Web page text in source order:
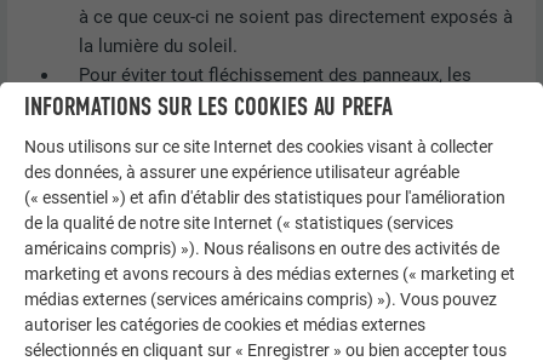
à ce que ceux-ci ne soient pas directement exposés à
la lumière du soleil.
Pour éviter tout fléchissement des panneaux, les
palettes doivent reposer parfaitement à plat. Elles
points sur toute leur longueur (p. ex. par des lattes de
bois).
N’empilez pas plus de quatre palettes complètes les
unes sur les autres.
Ne jamais empiler non plus de palettes de tailles
différentes les unes sur les autres.
Ne posez pas d’objets lourds sur les palettes.
INFORMATIONS SUR LES COOKIES AU PREFA
Nous utilisons sur ce site Internet des cookies visant à collecter
des données, à assurer une expérience utilisateur agréable
(« essentiel ») et afin d'établir des statistiques pour l'amélioration
de la qualité de notre site Internet (« statistiques (services
américains compris) »). Nous réalisons en outre des activités de
marketing et avons recours à des médias externes (« marketing et
médias externes (services américains compris) »). Vous pouvez
autoriser les catégories de cookies et médias externes
sélectionnés en cliquant sur « Enregistrer » ou bien accepter tous